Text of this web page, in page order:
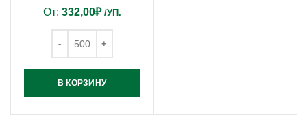
От: 332,00₽ /УП.
В КОРЗИНУ